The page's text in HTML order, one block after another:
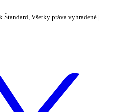
Štandard, Všetky práva vyhradené |